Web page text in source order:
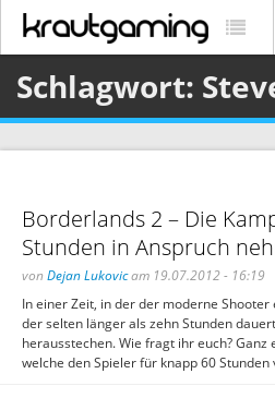
Schlagwort:
Borderlands 2 – Die
Stunden in Anspruch
von Dejan Lukovicam 19.07.2012 - 16:19
In einer Zeit, in der der moderne
der selten länger als zehn Stunden
herausstechen. Wie fragt ihr euch?
welche den Spieler für knapp 60